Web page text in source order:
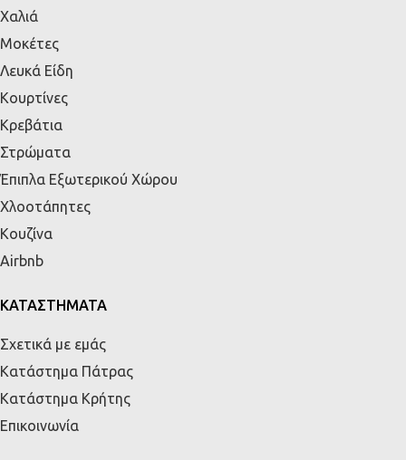
Χαλιά
Μοκέτες
Λευκά Είδη
Κουρτίνες
Κρεβάτια
Στρώματα
Έπιπλα Εξωτερικού Χώρου
Χλοοτάπητες
Κουζίνα
Airbnb
ΚΑΤΑΣΤΗΜΑΤΑ
Σχετικά με εμάς
Κατάστημα Πάτρας
Κατάστημα Κρήτης
Επικοινωνία